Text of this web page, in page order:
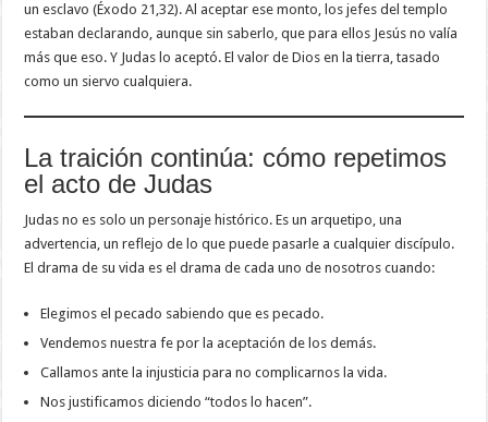
un esclavo (Éxodo 21,32). Al aceptar ese monto, los jefes del templo
estaban declarando, aunque sin saberlo, que para ellos Jesús no valía
más que eso. Y Judas lo aceptó. El valor de Dios en la tierra, tasado
como un siervo cualquiera.
La traición continúa: cómo repetimos
el acto de Judas
Judas no es solo un personaje histórico. Es un arquetipo, una
advertencia, un reflejo de lo que puede pasarle a cualquier discípulo.
El drama de su vida es el drama de cada uno de nosotros cuando:
Elegimos el pecado sabiendo que es pecado.
Vendemos nuestra fe por la aceptación de los demás.
Callamos ante la injusticia para no complicarnos la vida.
Nos justificamos diciendo “todos lo hacen”.